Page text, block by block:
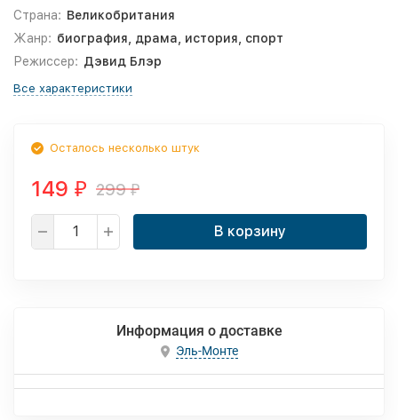
Страна: Великобритания
Жанр: биография, драма, история, спорт
Режиссер: Дэвид Блэр
Все характеристики
Осталось несколько штук
149 ₽ 299₽
В корзину
Информация о доставке
Эль-Монте